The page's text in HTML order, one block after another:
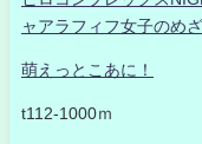
ャアラフィフ女子のめ
萌えっとこあに！
t112-1000ｍ